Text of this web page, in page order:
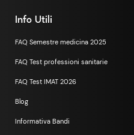
Info Utili
FAQ Semestre medicina 2025
FAQ Test professioni sanitarie
FAQ Test IMAT 2026
Blog
Informativa Bandi